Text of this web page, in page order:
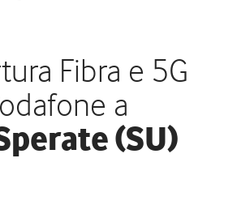
Fibra e 5G
a
(SU)